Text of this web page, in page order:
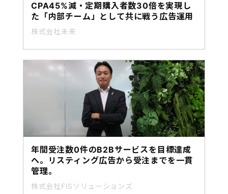
CPA45%減・定期購入者数30倍を実現し
た「内部チーム」として共に戦う広告運用
株式会社未来
年間受注数0件のB2Bサービスを目標達成
へ。リスティング広告から受注までを一貫
管理。
株式会社FISソリューションズ